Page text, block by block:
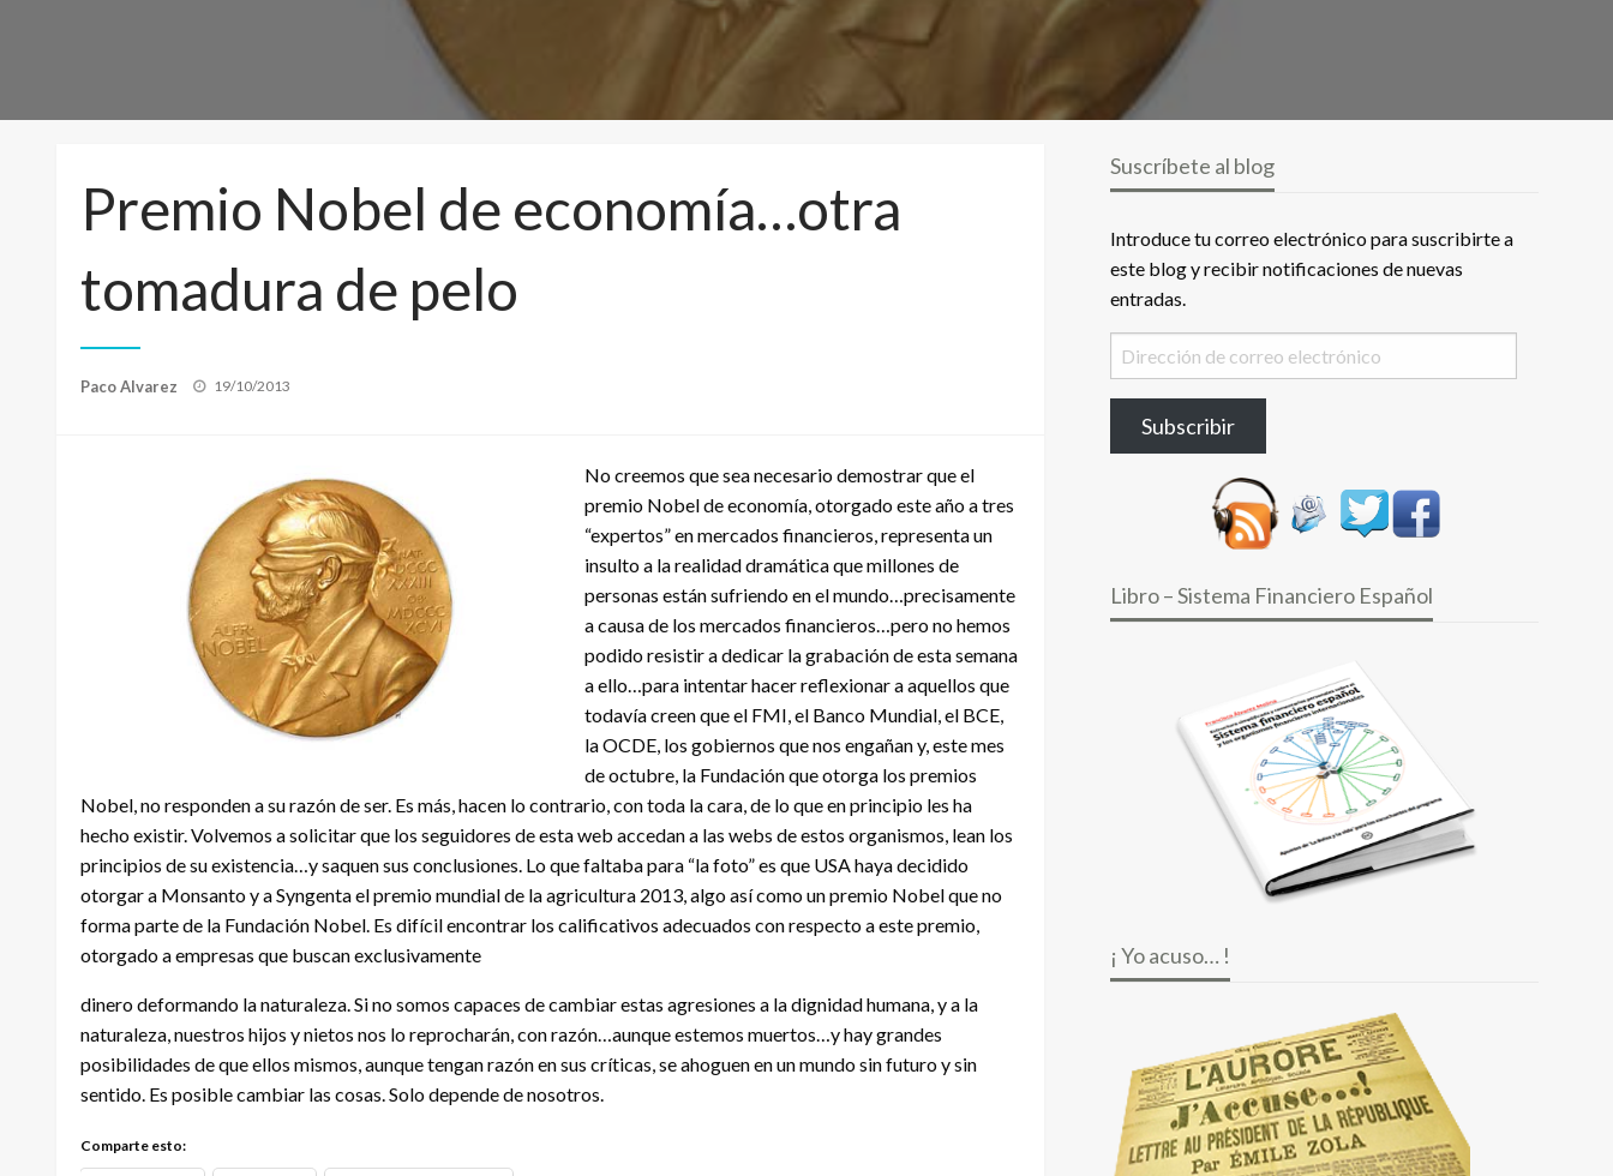
Premio Nobel de economía…otra
tomadura de pelo
Paco Alvarez
Publicado
19/10/2013
No creemos que sea necesario demostrar que el
premio Nobel de economía, otorgado este año a tres
“expertos” en mercados financieros, representa un
insulto a la realidad dramática que millones de
personas están sufriendo en el mundo…precisamente
a causa de los mercados financieros…pero no hemos
podido resistir a dedicar la grabación de esta semana
a ello…para intentar hacer reflexionar a aquellos que
todavía creen que el FMI, el Banco Mundial, el BCE,
la OCDE, los gobiernos que nos engañan y, este mes
de octubre, la Fundación que otorga los premios
Nobel, no responden a su razón de ser. Es más, hacen lo contrario, con toda la cara, de lo que en principio les ha
hecho existir. Volvemos a solicitar que los seguidores de esta web accedan a las webs de estos organismos, lean los
principios de su existencia…y saquen sus conclusiones. Lo que faltaba para “la foto” es que USA haya decidido
otorgar a Monsanto y a Syngenta el premio mundial de la agricultura 2013, algo así como un premio Nobel que no
forma parte de la Fundación Nobel. Es difícil encontrar los calificativos adecuados con respecto a este premio,
otorgado a empresas que buscan exclusivamente
dinero deformando la naturaleza. Si no somos capaces de cambiar estas agresiones a la dignidad humana, y a la
naturaleza, nuestros hijos y nietos nos lo reprocharán, con razón…aunque estemos muertos…y hay grandes
posibilidades de que ellos mismos, aunque tengan razón en sus críticas, se ahoguen en un mundo sin futuro y sin
sentido. Es posible cambiar las cosas. Solo depende de nosotros.
Comparte esto:
Suscríbete al blog
Introduce tu correo electrónico para suscribirte a
este blog y recibir notificaciones de nuevas
entradas.
Dirección
de
electrónico
Subscribir
Libro – Sistema Financiero Español
¡ Yo acuso… !